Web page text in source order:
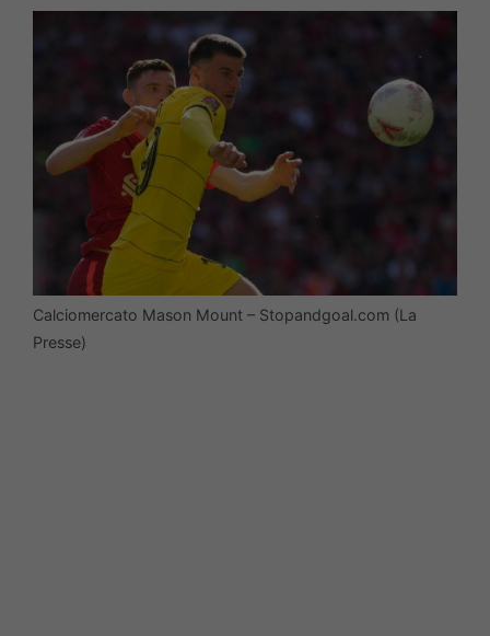
Calciomercato Mason Mount – Stopandgoal.com (La
Presse)